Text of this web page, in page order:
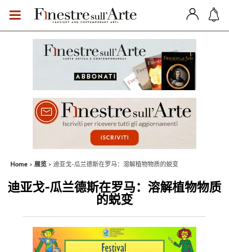
Home 展览 迪亚戈-瓜兰德斯在罗马：溶解植物物质的蜕变
迪亚戈-瓜兰德斯在罗马：溶解植物物质
的蜕变